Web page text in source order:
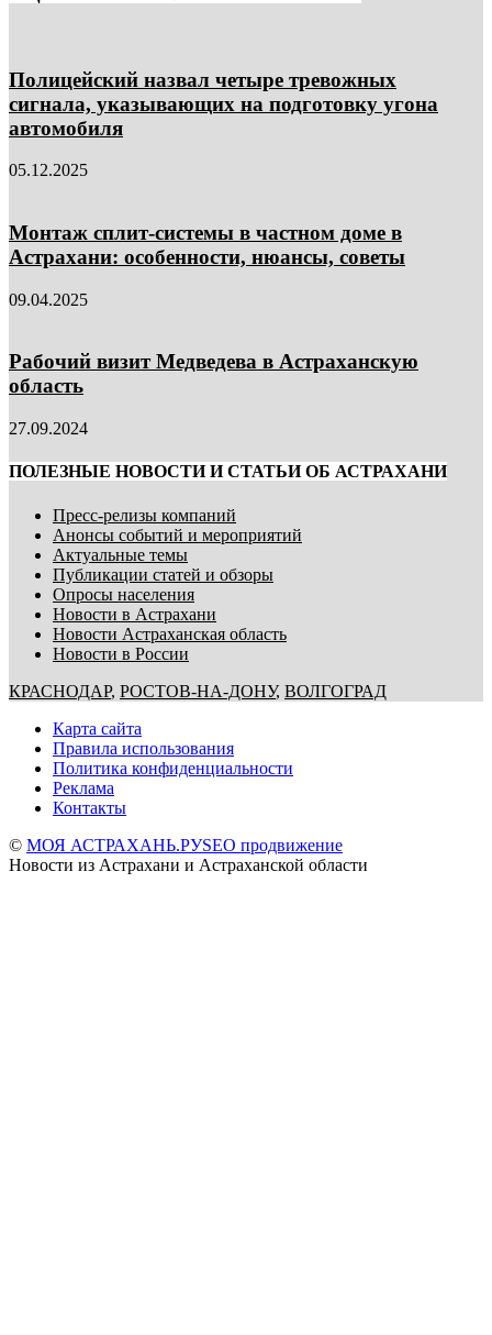
Полицейский назвал четыре тревожных
сигнала, указывающих на подготовку угона
автомобиля
05.12.2025
Монтаж сплит-системы в частном доме в
Астрахани: особенности, нюансы, советы
09.04.2025
Рабочий визит Медведева в Астраханскую
область
27.09.2024
ПОЛЕЗНЫЕ НОВОСТИ И СТАТЬИ ОБ АСТРАХАНИ
Пресс-релизы компаний
Анонсы событий и мероприятий
Актуальные темы
Публикации статей и обзоры
Опросы населения
Новости в Астрахани
Новости Астраханская область
Новости в России
КРАСНОДАР, РОСТОВ-НА-ДОНУ, ВОЛГОГРАД
Карта сайта
Правила использования
Политика конфиденциальности
Реклама
Контакты
© МОЯ АСТРАХАНЬ.РУSEO продвижение
Новости из Астрахани и Астраханской области